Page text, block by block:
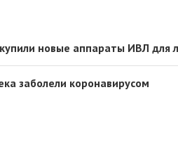
новые аппараты ИВЛ для
заболели коронавирусом